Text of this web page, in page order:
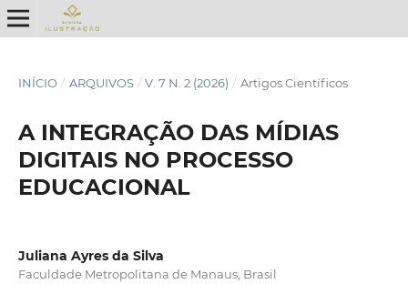
INÍCIO / ARQUIVOS / V. 7 N. 2 (2026) / Artigos Científicos
A INTEGRAÇÃO DAS MÍDIAS
DIGITAIS NO PROCESSO
EDUCACIONAL
Juliana Ayres da Silva
Faculdade Metropolitana de Manaus, Brasil